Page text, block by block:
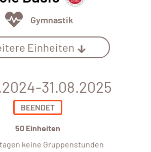
Gymnastik
Einheiten
31.08.2025
BEENDET
50 Einheiten
keine Gruppenstunden